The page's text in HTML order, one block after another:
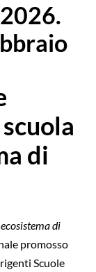
di
di
promosso
Scuole